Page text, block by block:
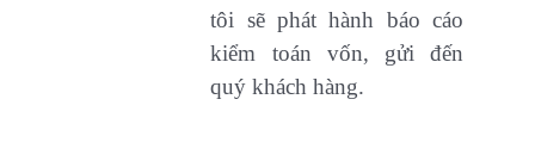
tôi sẽ phát hành báo cáo
kiểm toán vốn, gửi đến
quý khách hàng.